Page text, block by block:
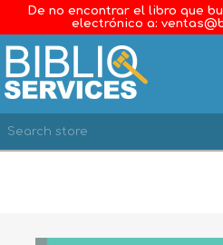
De no encontrar el libro que
electrónico a: